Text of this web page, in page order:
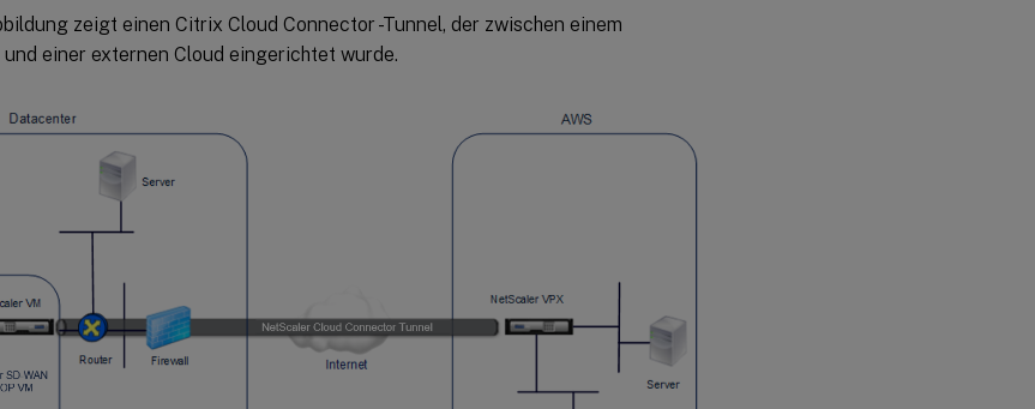
zeigt einen Citrix Cloud Connector -Tunnel, der zwischen einem
einer externen Cloud eingerichtet wurde.